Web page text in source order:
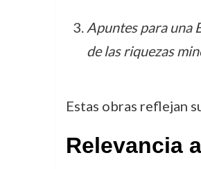
Apuntes para una
de las riquezas
Estas obras reflejan
Relevancia